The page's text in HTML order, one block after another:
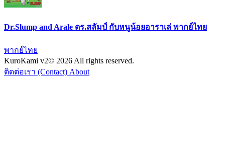
Dr.Slump and Arale ดร.สลัมป์ กับหนูน้อยอาราเล่ พากย์ไทย
พากย์ไทย
KuroKami v2© 2026 All rights reserved.
ติดต่อเรา (Contact) About